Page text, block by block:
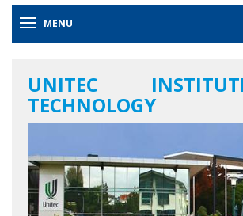
MENU
UNITEC
TECHNOLOGY